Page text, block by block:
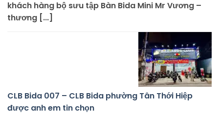
khách hàng bộ sưu tập Bàn Bida Mini Mr Vương –
thương [...]
CLB Bida 007 – CLB Bida phường Tân Thới Hiệp
được anh em tin chọn